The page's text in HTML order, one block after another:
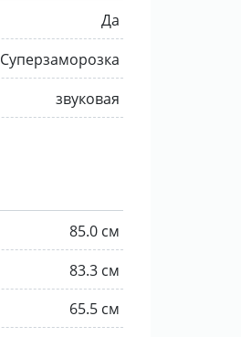
Да
Суперзаморозка
звуковая
85.0 см
83.3 см
65.5 см